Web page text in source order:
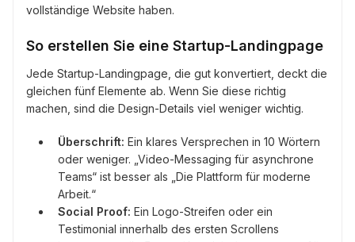
vollständige Website haben.
So erstellen Sie eine Startup-Landingpage
Jede Startup-Landingpage, die gut konvertiert, deckt die
gleichen fünf Elemente ab. Wenn Sie diese richtig
machen, sind die Design-Details viel weniger wichtig.
Überschrift: Ein klares Versprechen in 10 Wörtern
oder weniger. „Video-Messaging für asynchrone
Teams“ ist besser als „Die Plattform für moderne
Arbeit.“
Social Proof: Ein Logo-Streifen oder ein
Testimonial innerhalb des ersten Scrollens